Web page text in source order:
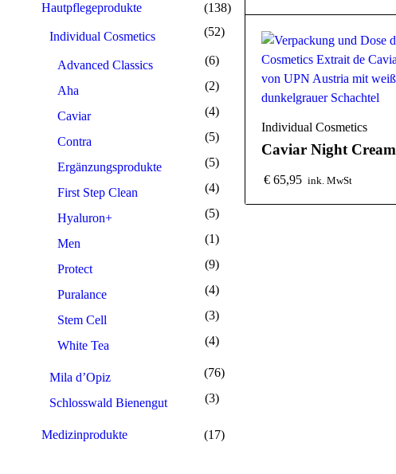
Hautpflegeprodukte (138)
Individual Cosmetics (52)
Advanced Classics (6)
Aha (2)
Caviar (4)
Contra (5)
Ergänzungsprodukte (5)
First Step Clean (4)
Hyaluron+ (5)
Men (1)
Protect (9)
Puralance (4)
Stem Cell (3)
White Tea (4)
Mila d’Opiz (76)
Schlosswald Bienengut (3)
Medizinprodukte (17)
Individual Cosmetics
Caviar Night Cream
€ 65,95 ink. MwSt